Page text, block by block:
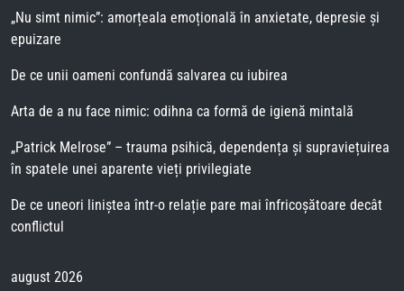
„Nu simt nimic”: amorțeala emoțională în anxietate, depresie și
epuizare
De ce unii oameni confundă salvarea cu iubirea
Arta de a nu face nimic: odihna ca formă de igienă mintală
„Patrick Melrose” – trauma psihică, dependența și supraviețuirea
în spatele unei aparente vieți privilegiate
De ce uneori liniștea într-o relație pare mai înfricoșătoare decât
conflictul
august 2026